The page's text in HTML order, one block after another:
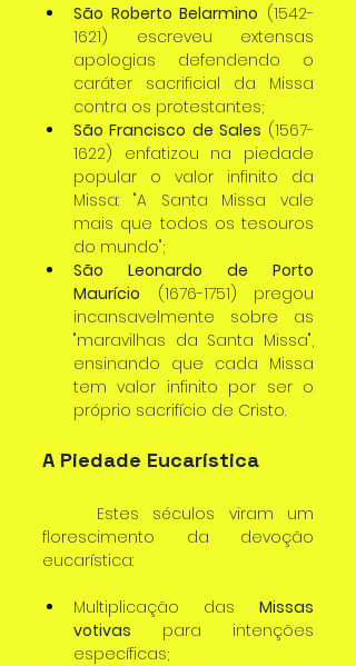
São Roberto Belarmino (1542-
1621) escreveu extensas
apologias defendendo o
caráter sacrificial da Missa
contra os protestantes;
São Francisco de Sales (1567-
1622) enfatizou na piedade
popular o valor infinito da
Missa: "A Santa Missa vale
mais que todos os tesouros
do mundo";
São Leonardo de Porto
Maurício (1676-1751) pregou
incansavelmente sobre as
"maravilhas da Santa Missa",
ensinando que cada Missa
tem valor infinito por ser o
próprio sacrifício de Cristo.
A Piedade Eucarística
florescimento da devoção
eucarística:
Multiplicação das Missas
votivas para intenções
específicas;